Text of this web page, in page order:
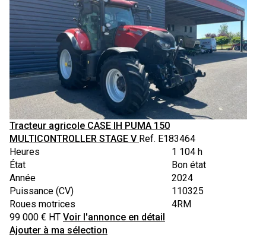
Tracteur agricole CASE IH PUMA 150
MULTICONTROLLER STAGE V Ref. E183464
Heures
1 104 h
État
Bon état
Année
2024
Puissance (CV)
110325
Roues motrices
4RM
99 000 € HT Voir l'annonce en détail
Ajouter à ma sélection